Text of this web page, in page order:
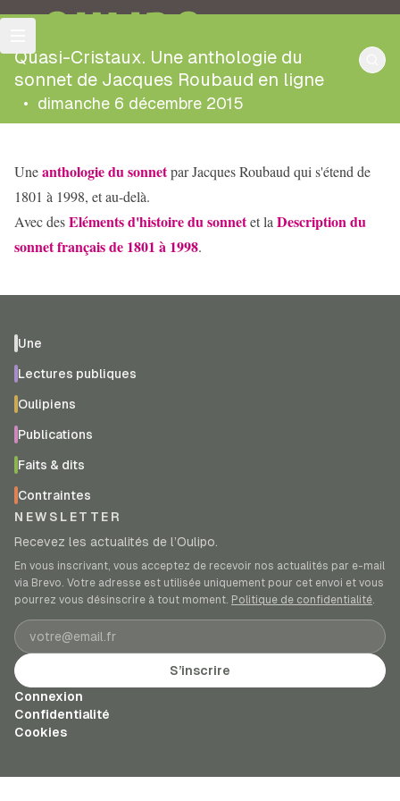
OULIPO
Quasi-Cristaux. Une anthologie du
sonnet de Jacques Roubaud en ligne
• dimanche 6 décembre 2015
Uneanthologie du sonnetpar Jacques Roubaud qui s'étend de
1801 à 1998, et au-delà.
Avec desEléments d'histoire du sonnetet la Description du
sonnet français de 1801 à 1998.
Une
Lectures publiques
Oulipiens
Publications
Faits & dits
Contraintes
NEWSLETTER
Recevez les actualités de l’Oulipo.
En vous inscrivant, vous acceptez de recevoir nos actualités par e-mail
via Brevo. Votre adresse est utilisée uniquement pour cet envoi et vous
pourrez vous désinscrire à tout moment. Politique de confidentialité.
Adresse e-mail
S’inscrire
Connexion
Confidentialité
Cookies